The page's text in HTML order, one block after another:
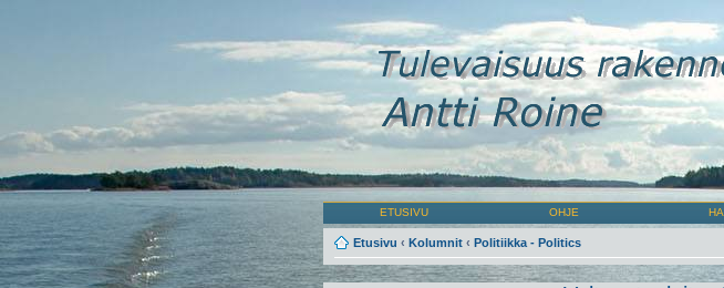
ETUSIVU OHJE
Etusivu ‹ Kolumnit ‹ Politiikka - Politics